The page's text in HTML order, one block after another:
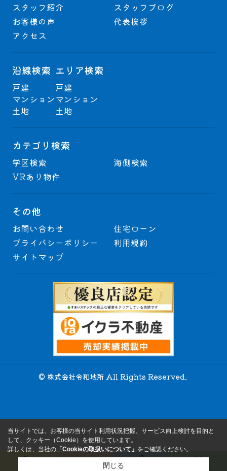
スタッフ紹介
スタッフブログ
お客様の声
代表挨拶
アクセス
沿線検索
戸建
マンション
土地
エリア検索
戸建
マンション
土地
カテゴリ検索
学区検索
海側検索
VRあり物件
その他
お問い合わせ
住宅ローン
プライバシーポリシー
利用規約
サイトマップ
© 株式会社令和地所 All Rights Reserved.
当サイトでは、お客様の当サイト利用状況把握、サービス向上検討を目的と
して、クッキー（Cookie）を使用しています。
詳しくは、当社の 「Cookieの取扱いについて」 をご確認ください。
閉じる